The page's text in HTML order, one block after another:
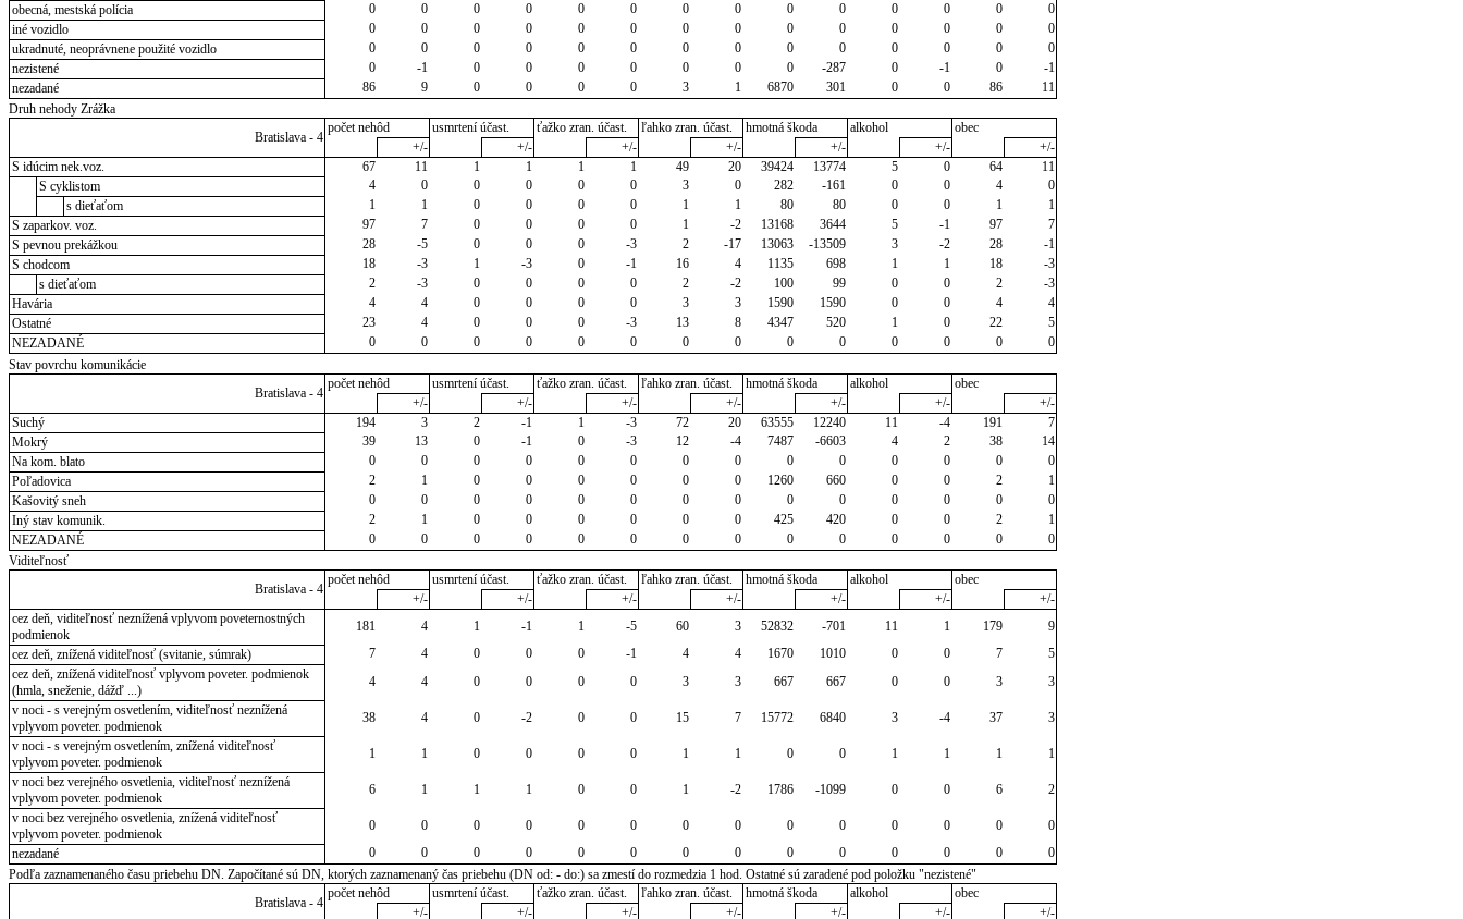
obecná, mestská polícia
0 0 0 0 0 0 0 0 0 0 0 0 0
0
iné vozidlo
0 0 0 0 0 0 0 0 0 0 0 0 0
0
ukradnuté, neoprávnene použité vozidlo
0 0 0 0 0 0 0 0 0 0 0 0 0
0
nezistené
0 -1 0 0 0 0 0 0 0 -287 0 -1 0
-1
nezadané
86 9 0 0 0 0 3 1 6870 301 0 0 86
11
Druh nehody Zrážka
Bratislava - 4
počet nehôd usmrtení účast. ťažko zran. účast. ľahko zran. účast. hmotná škoda alkohol
obec
+/-
+/- +/- +/- +/- +/-
+/-
S idúcim nek.voz.
67 11 1 1 1 1 49 20 39424 13774 5 0 64
11
S cyklistom
4 0 0 0 0 0 3 0 282 -161 0 0 4
0
s dieťaťom
1 1 0 0 0 0 1 1 80 80 0 0 1
1
S zaparkov. voz.
97 7 0 0 0 0 1 -2 13168 3644 5 -1 97
7
S pevnou prekážkou
28 -5 0 0 0 -3 2 -17 13063 -13509 3 -2 28
-1
S chodcom
18 -3 1 -3 0 -1 16 4 1135 698 1 1 18
-3
s dieťaťom
2 -3 0 0 0 0 2 -2 100 99 0 0 2
-3
Havária
4 4 0 0 0 0 3 3 1590 1590 0 0 4
4
Ostatné
23 4 0 0 0 -3 13 8 4347 520 1 0 22
5
NEZADANÉ
0 0 0 0 0 0 0 0 0 0 0 0 0
0
Stav povrchu komunikácie
Bratislava - 4
počet nehôd usmrtení účast. ťažko zran. účast. ľahko zran. účast. hmotná škoda alkohol
obec
+/-
+/- +/- +/- +/- +/-
+/-
Suchý
194 3 2 -1 1 -3 72 20 63555 12240 11 -4 191
7
Mokrý
39 13 0 -1 0 -3 12 -4 7487 -6603 4 2 38
14
Na kom. blato
0 0 0 0 0 0 0 0 0 0 0 0 0
0
Poľadovica
2 1 0 0 0 0 0 0 1260 660 0 0 2
1
Kašovitý sneh
0 0 0 0 0 0 0 0 0 0 0 0 0
0
Iný stav komunik.
2 1 0 0 0 0 0 0 425 420 0 0 2
1
NEZADANÉ
0 0 0 0 0 0 0 0 0 0 0 0 0
0
Viditeľnosť
Bratislava - 4
počet nehôd usmrtení účast. ťažko zran. účast. ľahko zran. účast. hmotná škoda alkohol
obec
+/-
+/- +/- +/- +/- +/-
+/-
cez deň, viditeľnosť neznížená vplyvom poveternostných
podmienok
181 4 1 -1 1 -5 60 3 52832 -701 11 1 179
9
cez deň, znížená viditeľnosť (svitanie, súmrak)
7 4 0 0 0 -1 4 4 1670 1010 0 0 7
5
cez deň, znížená viditeľnosť vplyvom poveter. podmienok
(hmla, sneženie, dážď ...)
4 4 0 0 0 0 3 3 667 667 0 0 3
3
v noci - s verejným osvetlením, viditeľnosť neznížená
vplyvom poveter. podmienok
38 4 0 -2 0 0 15 7 15772 6840 3 -4 37
3
v noci - s verejným osvetlením, znížená viditeľnosť
vplyvom poveter. podmienok
1 1 0 0 0 0 1 1 0 0 1 1 1
1
v noci bez verejného osvetlenia, viditeľnosť neznížená
vplyvom poveter. podmienok
6 1 1 1 0 0 1 -2 1786 -1099 0 0 6
2
v noci bez verejného osvetlenia, znížená viditeľnosť
vplyvom poveter. podmienok
0 0 0 0 0 0 0 0 0 0 0 0 0
0
nezadané
0 0 0 0 0 0 0 0 0 0 0 0 0
0
Podľa zaznamenaného času priebehu DN. Započítané sú DN, ktorých zaznamenaný čas priebehu (DN od: - do:) sa zmestí do rozmedzia 1 hod. Ostatné sú zaradené pod položku "nezistené"
Bratislava - 4
počet nehôd usmrtení účast. ťažko zran. účast. ľahko zran. účast. hmotná škoda alkohol
obec
+/-
+/- +/- +/- +/- +/- +/-